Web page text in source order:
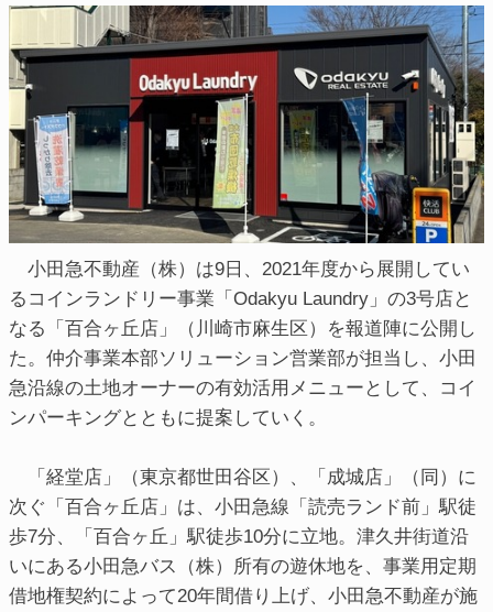
小田急不動産（株）は9日、2021年度から展開してい
るコインランドリー事業「Odakyu Laundry」の3号店と
なる「百合ヶ丘店」（川崎市麻生区）を報道陣に公開し
た。仲介事業本部ソリューション営業部が担当し、小田
急沿線の土地オーナーの有効活用メニューとして、コイ
ンパーキングとともに提案していく。
「経堂店」（東京都世田谷区）、「成城店」（同）に
次ぐ「百合ヶ丘店」は、小田急線「読売ランド前」駅徒
歩7分、「百合ヶ丘」駅徒歩10分に立地。津久井街道沿
いにある小田急バス（株）所有の遊休地を、事業用定期
借地権契約によって20年間借り上げ、小田急不動産が施